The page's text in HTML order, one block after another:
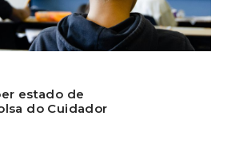
estado de
do Cuidador